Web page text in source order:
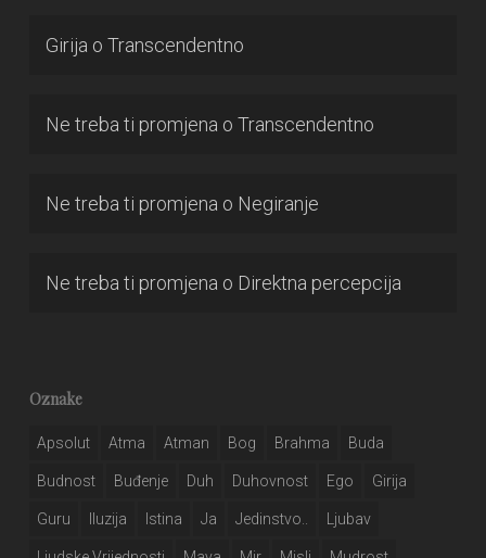
Girija o Transcendentno
Ne treba ti promjena o Transcendentno
Ne treba ti promjena o Negiranje
Ne treba ti promjena o Direktna percepcija
Oznake
Apsolut Atma Atman Bog Brahma Buda
Budnost Buđenje Duh Duhovnost Ego Girija
Guru Iluzija Istina Ja Jedinstvo.. Ljubav